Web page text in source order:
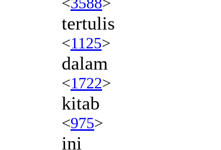
tertulis
<1125>
dalam
<1722>
kitab
<975>
ini